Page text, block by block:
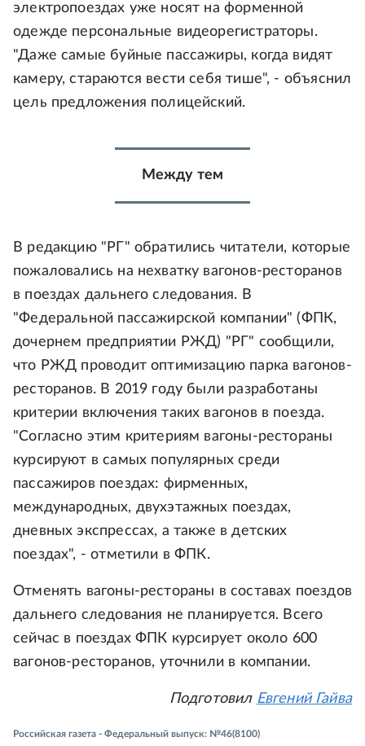
электропоездах уже носят на форменной
одежде персональные видеорегистраторы.
"Даже самые буйные пассажиры, когда видят
камеру, стараются вести себя тише", - объяснил
цель предложения полицейский.
Между тем
В редакцию "РГ" обратились читатели, которые
пожаловались на нехватку вагонов-ресторанов
в поездах дальнего следования. В
"Федеральной пассажирской компании" (ФПК,
дочернем предприятии РЖД) "РГ" сообщили,
что РЖД проводит оптимизацию парка вагонов-
ресторанов. В 2019 году были разработаны
критерии включения таких вагонов в поезда.
"Согласно этим критериям вагоны-рестораны
курсируют в самых популярных среди
пассажиров поездах: фирменных,
международных, двухэтажных поездах,
дневных экспрессах, а также в детских
поездах", - отметили в ФПК.
Отменять вагоны-рестораны в составах поездов
дальнего следования не планируется. Всего
сейчас в поездах ФПК курсирует около 600
вагонов-ресторанов, уточнили в компании.
Подготовил Евгений Гайва
Российская газета - Федеральный выпуск: №46(8100)